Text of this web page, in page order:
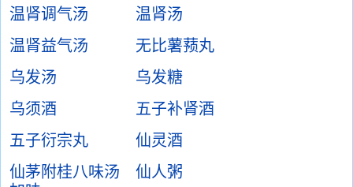
温肾调气汤
温肾汤
温肾益气汤
无比薯蓣丸
乌发汤
乌发糖
乌须酒
五子补肾酒
五子衍宗丸
仙灵酒
仙茅附桂八味汤
仙人粥